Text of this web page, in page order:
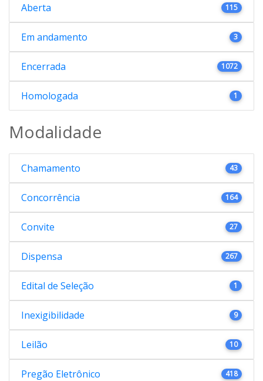
Aberta 115
Em andamento 3
Encerrada 1072
Homologada 1
Modalidade
Chamamento 43
Concorrência 164
Convite 27
Dispensa 267
Edital de Seleção 1
Inexigibilidade 9
Leilão 10
Pregão Eletrônico 418